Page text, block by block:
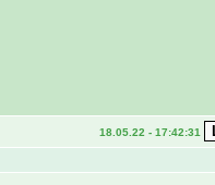
18.05.22 - 17:42:31